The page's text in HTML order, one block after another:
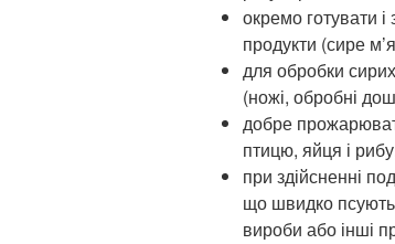
окремо готувати і
продукти (сире
для обробки
(ножі, обробні
добре
птицю, яйця і
при здійсненні
що швидко
вироби або інші